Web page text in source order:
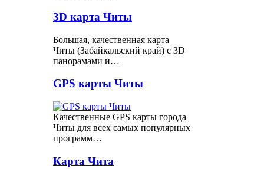
3D карта Читы
Большая, качественная карта
Читы (Забайкальский край) с 3D
панорамами и…
GPS карты Читы
Качественные GPS карты города
Читы для всех самых популярных
программ…
Карта Чита